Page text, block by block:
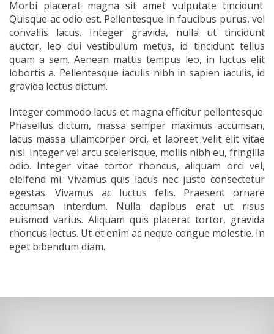
Morbi placerat magna sit amet vulputate tincidunt.
Quisque ac odio est. Pellentesque in faucibus purus, vel
convallis lacus. Integer gravida, nulla ut tincidunt
auctor, leo dui vestibulum metus, id tincidunt tellus
quam a sem. Aenean mattis tempus leo, in luctus elit
lobortis a. Pellentesque iaculis nibh in sapien iaculis, id
gravida lectus dictum.
Integer commodo lacus et magna efficitur pellentesque.
Phasellus dictum, massa semper maximus accumsan,
lacus massa ullamcorper orci, et laoreet velit elit vitae
nisi. Integer vel arcu scelerisque, mollis nibh eu, fringilla
odio. Integer vitae tortor rhoncus, aliquam orci vel,
eleifend mi. Vivamus quis lacus nec justo consectetur
egestas. Vivamus ac luctus felis. Praesent ornare
accumsan interdum. Nulla dapibus erat ut risus
euismod varius. Aliquam quis placerat tortor, gravida
rhoncus lectus. Ut et enim ac neque congue molestie. In
eget bibendum diam.